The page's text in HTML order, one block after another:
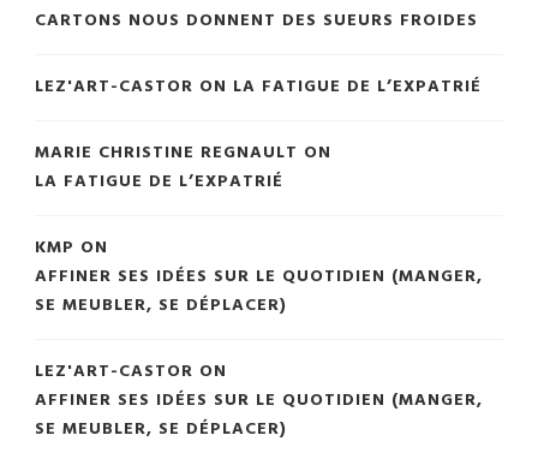
CARTONS NOUS DONNENT DES SUEURS FROIDES
LEZ'ART-CASTOR ON LA FATIGUE DE L’EXPATRIÉ
MARIE CHRISTINE REGNAULT ON
LA FATIGUE DE L’EXPATRIÉ
KMP ON
AFFINER SES IDÉES SUR LE QUOTIDIEN (MANGER,
SE MEUBLER, SE DÉPLACER)
LEZ'ART-CASTOR ON
AFFINER SES IDÉES SUR LE QUOTIDIEN (MANGER,
SE MEUBLER, SE DÉPLACER)